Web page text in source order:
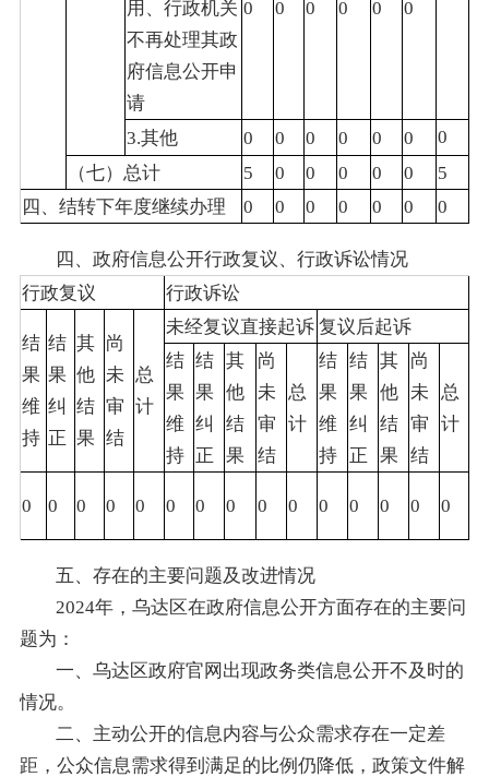
用、行政机关
不再处理其政
府信息公开申
请
0 0 0 0 0 0
3.其他 0 0 0 0 0 0
0
（七）总计
5 0 0 0 0 0
5
四、结转下年度继续办理
0 0 0 0 0 0 0
四、政府信息公开行政复议、行政诉讼情况
行政复议
行政诉讼
结
果
维
持
结
果
纠
正
其
他
结
果
尚
未
审
结
总
计
未经复议直接起诉 复议后起诉
结
果
维
持
结
果
纠
正
其
他
结
果
尚
未
审
结
总
计
结
果
维
持
结
果
纠
正
其
他
结
果
尚
未
审
结
总
计
0 0 0 0 0 0 0 0 0 0 0 0 0 0 0
五、存在的主要问题及改进情况
2024年，乌达区在政府信息公开方面存在的主要问
题为：
一、乌达区政府官网出现政务类信息公开不及时的
情况。
二、主动公开的信息内容与公众需求存在一定差
距，公众信息需求得到满足的比例仍降低，政策文件解